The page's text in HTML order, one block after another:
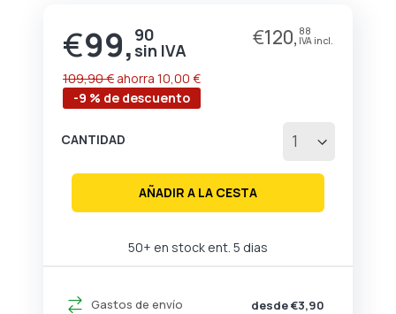
Precio
especial
€99, 90 €120, 88
-9 % de descuento
109,90 € ahorra 10,00 €
50+ en stock ent. 5 dias
Gastos de envío
desde €3,90
CANTIDAD
AÑADIR A LA CESTA